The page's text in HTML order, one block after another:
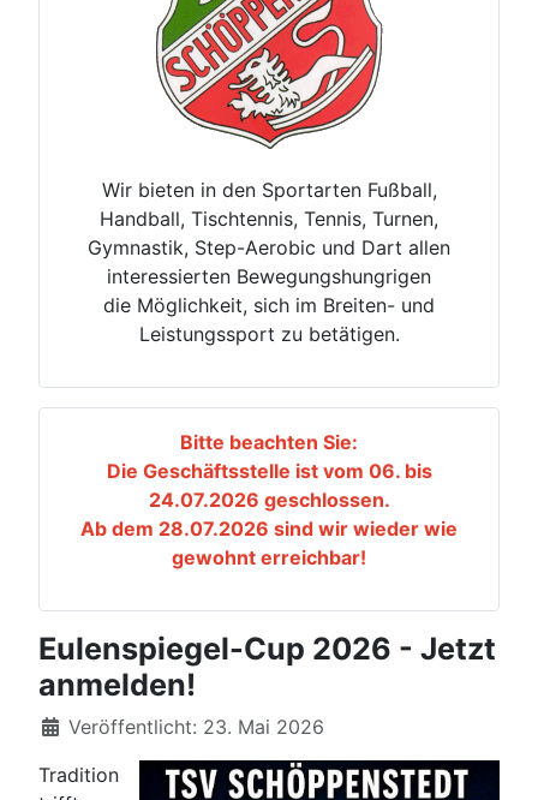
Wir bieten in den Sportarten Fußball,
Handball, Tischtennis, Tennis, Turnen,
Gymnastik, Step-Aerobic und Dart allen
interessierten Bewegungshungrigen
die Möglichkeit, sich im Breiten- und
Leistungssport zu betätigen.
Bitte beachten Sie:
Die Geschäftsstelle ist vom 06. bis
24.07.2026 geschlossen.
Ab dem 28.07.2026 sind wir wieder wie
gewohnt erreichbar!
Eulenspiegel-Cup 2026 - Jetzt
anmelden!
Details
Veröffentlicht: 23. Mai 2026
Tradition